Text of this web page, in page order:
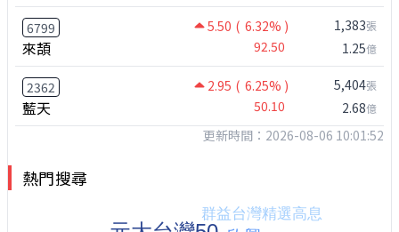
6799 5.50 ( 6.32% )
來頡 92.50
1,383張
1.25億
2362 2.95 ( 6.25% )
藍天 50.10
5,404張
2.68億
更新時間：2026-08-06 10:01:52
熱門搜尋